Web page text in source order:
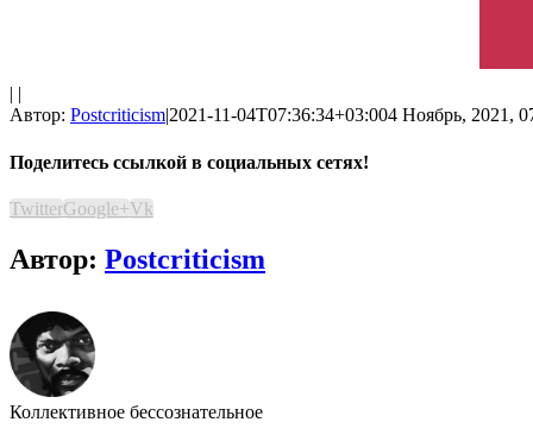
| |
Автор: Postcriticism|2021-11-04T07:36:34+03:004 Ноябрь, 2021,
Поделитесь ссылкой в социальных сетях!
TwitterGoogle+Vk
Автор: Postcriticism
Коллективное бессознательное